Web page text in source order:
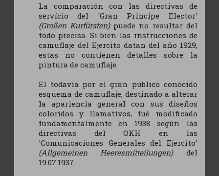
La comparación con las directivas de
servício del 'Gran Principe Elector'
(Großen Kurfürsten)puede no resultar del
todo precisa. Si bien las instrucciones de
camuflaje del Ejercito datan del año 1929,
estas no contienen detalles sobre la
pintura de camuflaje.
El todavía por el gran público conocido
esquema de camuflaje, destinado a alterar
la apariencia general con sus diseños
coloridos y llamativos, fué modificado
fundamentalmente en 1938 según las
directivas del OKH en las
'Comunicaciones Generales del Ejercito'
(Allgemeinen Heeresmitteilungen)del
19.07.1937.